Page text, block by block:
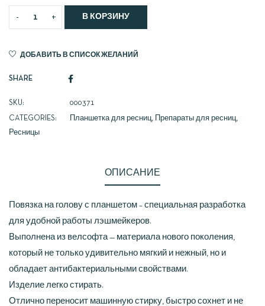
В КОРЗИНУ
ДОБАВИТЬ В СПИСОК ЖЕЛАНИЙ
SHARE
SKU: 000371
CATEGORIES: Планшетка для ресниц, Препараты для ресниц,
Ресницы
ОПИСАНИЕ
Повязка на голову с планшетом – специальная разработка
для удобной работы лэшмейкеров.
Выполнена из велсофта — материала нового поколения,
который не только удивительно мягкий и нежный, но и
обладает антибактериальными свойствами.
Изделие легко стирать.
Отлично переносит машинную стирку, быстро сохнет и не